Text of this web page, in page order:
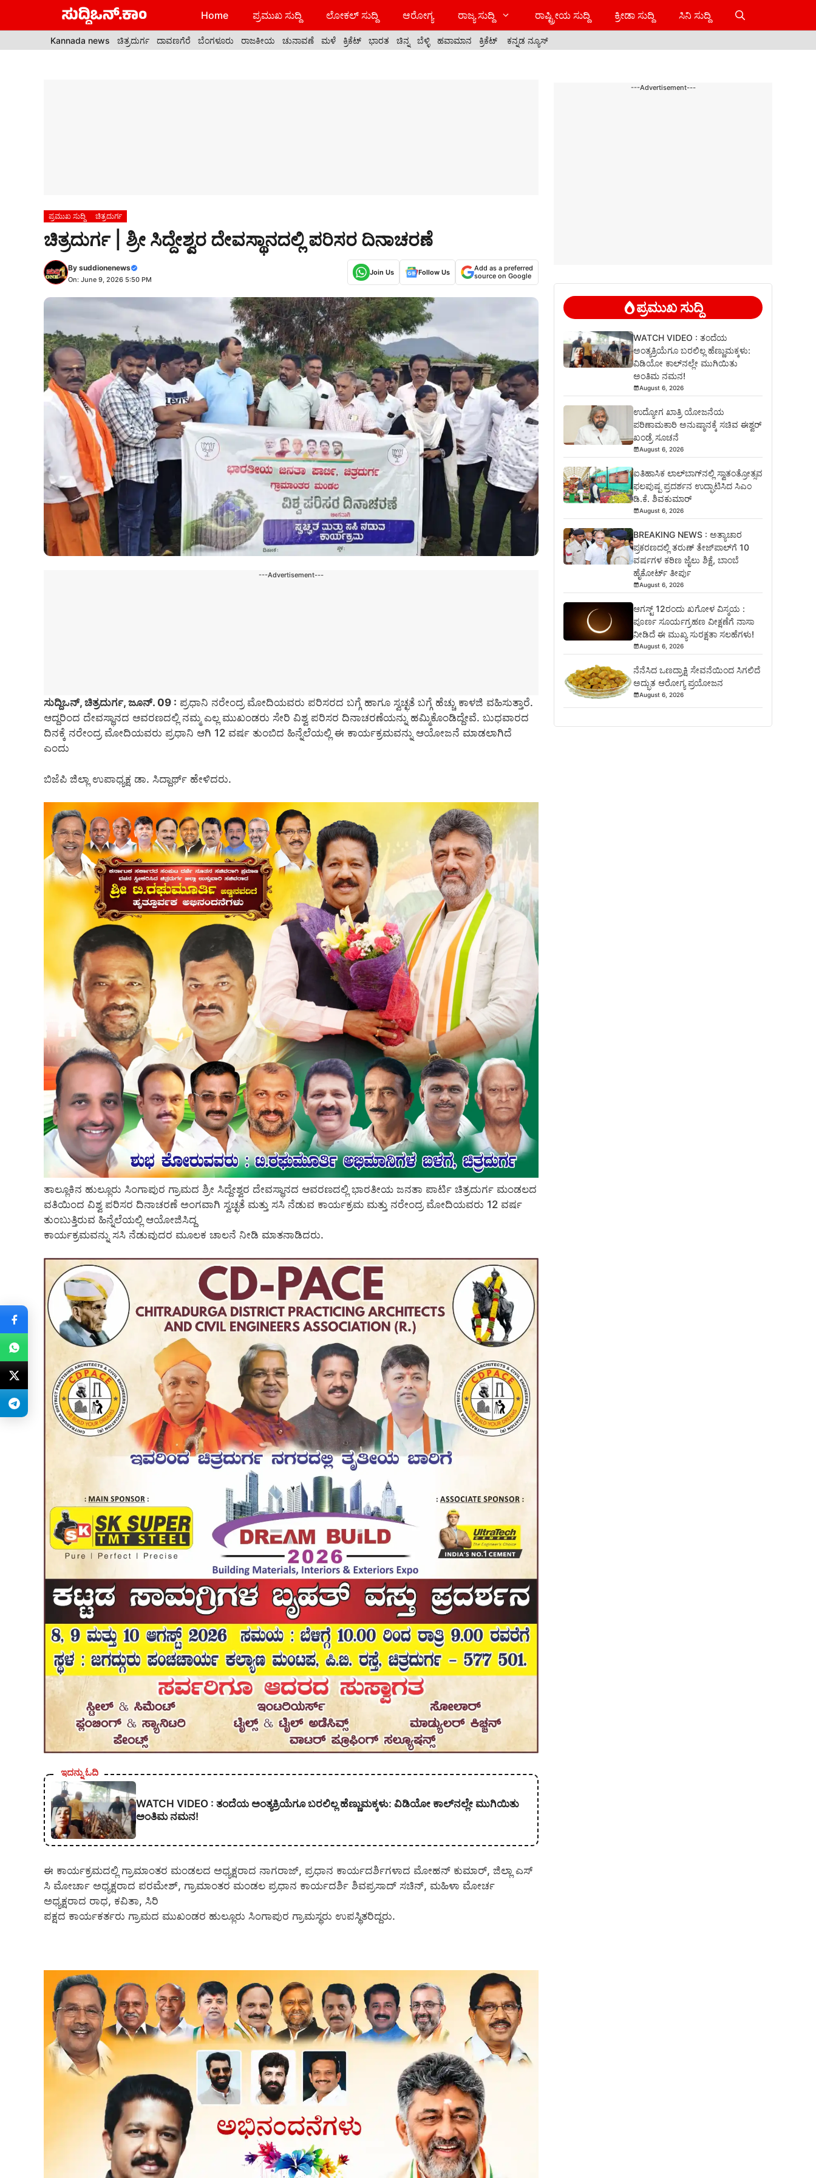
Home ಪ್ರಮುಖ ಸುದ್ದಿ ಲೋಕಲ್ ಸುದ್ದಿ ಆರೋಗ್ಯ ರಾಜ್ಯ ಸುದ್ದಿ ರಾಷ್ಟ್ರೀಯ ಸುದ್ದಿ ಕ್ರೀಡಾ ಸುದ್ದಿ ಸಿನಿ ಸುದ್ದಿ
Kannada news ಚಿತ್ರದುರ್ಗ ದಾವಣಗೆರೆ ಬೆಂಗಳೂರು ರಾಜಕೀಯ ಚುನಾವಣೆ ಮಳೆ ಕ್ರಿಕೆಟ್ ಭಾರತ ಚಿನ್ನ ಬೆಳ್ಳಿ ಹವಾಮಾನ ಕ್ರಿಕೆಟ್ ಕನ್ನಡ ನ್ಯೂಸ್
ಪ್ರಮುಖ ಸುದ್ದಿ ಚಿತ್ರದುರ್ಗ
ಚಿತ್ರದುರ್ಗ | ಶ್ರೀ ಸಿದ್ದೇಶ್ವರ ದೇವಸ್ಥಾನದಲ್ಲಿ ಪರಿಸರ ದಿನಾಚರಣೆ
By suddionenews
On: June 9, 2026 5:50 PM
Join Us Follow Us
Add as a preferred
source on Google
---Advertisement---
ಸುದ್ದಿಒನ್, ಚಿತ್ರದುರ್ಗ, ಜೂನ್‌. 09 : ಪ್ರಧಾನಿ ನರೇಂದ್ರ ಮೋದಿಯವರು ಪರಿಸರದ ಬಗ್ಗೆ ಹಾಗೂ ಸ್ವಚ್ಛತೆ ಬಗ್ಗೆ ಹೆಚ್ಚು ಕಾಳಜಿ ವಹಿಸುತ್ತಾರೆ.
ಆದ್ದರಿಂದ ದೇವಸ್ಥಾನದ ಆವರಣದಲ್ಲಿ ನಮ್ಮ ಎಲ್ಲ ಮುಖಂಡರು ಸೇರಿ ವಿಶ್ವ ಪರಿಸರ ದಿನಾಚರಣೆಯನ್ನು ಹಮ್ಮಿಕೊಂಡಿದ್ದೇವೆ. ಬುಧವಾರದ
ದಿನಕ್ಕೆ ನರೇಂದ್ರ ಮೋದಿಯವರು ಪ್ರಧಾನಿ ಆಗಿ 12 ವರ್ಷ ತುಂಬಿದ ಹಿನ್ನೆಲೆಯಲ್ಲಿ ಈ ಕಾರ್ಯಕ್ರಮವನ್ನು ಆಯೋಜನೆ ಮಾಡಲಾಗಿದೆ
ಎಂದು
ಬಿಜೆಪಿ ಜಿಲ್ಲಾ ಉಪಾಧ್ಯಕ್ಷ ಡಾ. ಸಿದ್ದಾರ್ಥ್ ಹೇಳಿದರು.
ತಾಲ್ಲೂಕಿನ ಹುಲ್ಲೂರು ಸಿಂಗಾಪುರ ಗ್ರಾಮದ ಶ್ರೀ ಸಿದ್ದೇಶ್ವರ ದೇವಸ್ಥಾನದ ಆವರಣದಲ್ಲಿ ಭಾರತೀಯ ಜನತಾ ಪಾರ್ಟಿ ಚಿತ್ರದುರ್ಗ ಮಂಡಲದ
ವತಿಯಿಂದ ವಿಶ್ವ ಪರಿಸರ ದಿನಾಚರಣೆ ಅಂಗವಾಗಿ ಸ್ವಚ್ಛತೆ ಮತ್ತು ಸಸಿ ನೆಡುವ ಕಾರ್ಯಕ್ರಮ ಮತ್ತು ನರೇಂದ್ರ ಮೋದಿಯವರು 12 ವರ್ಷ
ತುಂಬುತ್ತಿರುವ ಹಿನ್ನೆಲೆಯಲ್ಲಿ ಆಯೋಜಿಸಿದ್ದ
ಕಾರ್ಯಕ್ರಮವನ್ನು ಸಸಿ ನೆಡುವುದರ ಮೂಲಕ ಚಾಲನೆ ನೀಡಿ ಮಾತನಾಡಿದರು.
ಇದನ್ನು ಓದಿ
WATCH VIDEO : ತಂದೆಯ ಅಂತ್ಯಕ್ರಿಯೆಗೂ ಬರಲಿಲ್ಲ ಹೆಣ್ಣುಮಕ್ಕಳು: ವಿಡಿಯೋ ಕಾಲ್‌ನಲ್ಲೇ ಮುಗಿಯಿತು
ಅಂತಿಮ ನಮನ!
ಈ ಕಾರ್ಯಕ್ರಮದಲ್ಲಿ ಗ್ರಾಮಾಂತರ ಮಂಡಲದ ಅಧ್ಯಕ್ಷರಾದ ನಾಗರಾಜ್, ಪ್ರಧಾನ ಕಾರ್ಯದರ್ಶಿಗಳಾದ ಮೋಹನ್ ಕುಮಾರ್, ಜಿಲ್ಲಾ ಎಸ್
ಸಿ ಮೋರ್ಚಾ ಅಧ್ಯಕ್ಷರಾದ ಪರಮೇಶ್, ಗ್ರಾಮಾಂತರ ಮಂಡಲ ಪ್ರಧಾನ ಕಾರ್ಯದರ್ಶಿ ಶಿವಪ್ರಸಾದ್ ಸಚಿನ್, ಮಹಿಳಾ ಮೋರ್ಚ
ಅಧ್ಯಕ್ಷರಾದ ರಾಧ, ಕವಿತಾ, ಸಿರಿ
ಪಕ್ಷದ ಕಾರ್ಯಕರ್ತರು ಗ್ರಾಮದ ಮುಖಂಡರ ಹುಲ್ಲೂರು ಸಿಂಗಾಪುರ ಗ್ರಾಮಸ್ಥರು ಉಪಸ್ಥಿತರಿದ್ದರು.
---Advertisement---
ಪ್ರಮುಖ ಸುದ್ದಿ
WATCH VIDEO : ತಂದೆಯ
ಅಂತ್ಯಕ್ರಿಯೆಗೂ ಬರಲಿಲ್ಲ ಹೆಣ್ಣುಮಕ್ಕಳು:
ವಿಡಿಯೋ ಕಾಲ್‌ನಲ್ಲೇ ಮುಗಿಯಿತು
ಅಂತಿಮ ನಮನ!
August 6, 2026
ಉದ್ಯೋಗ ಖಾತ್ರಿ ಯೋಜನೆಯ
ಪರಿಣಾಮಕಾರಿ ಅನುಷ್ಠಾನಕ್ಕೆ ಸಚಿವ ಈಶ್ವರ್
ಖಂಡ್ರೆ ಸೂಚನೆ
August 6, 2026
ಐತಿಹಾಸಿಕ ಲಾಲ್‌ಬಾಗ್‌ನಲ್ಲಿ ಸ್ವಾತಂತ್ರೋತ್ಸವ
ಫಲಪುಷ್ಪ ಪ್ರದರ್ಶನ ಉದ್ಘಾಟಿಸಿದ ಸಿಎಂ
ಡಿ.ಕೆ. ಶಿವಕುಮಾರ್
August 6, 2026
BREAKING NEWS : ಅತ್ಯಾಚಾರ
ಪ್ರಕರಣದಲ್ಲಿ ತರುಣ್ ತೇಜ್‌ಪಾಲ್‌ಗೆ 10
ವರ್ಷಗಳ ಕಠಿಣ ಜೈಲು ಶಿಕ್ಷೆ, ಬಾಂಬೆ
ಹೈಕೋರ್ಟ್ ತೀರ್ಪು
August 6, 2026
ಆಗಸ್ಟ್ 12ರಂದು ಖಗೋಳ ವಿಸ್ಮಯ :
ಪೂರ್ಣ ಸೂರ್ಯಗ್ರಹಣ ವೀಕ್ಷಣೆಗೆ ನಾಸಾ
ನೀಡಿದೆ ಈ ಮುಖ್ಯ ಸುರಕ್ಷತಾ ಸಲಹೆಗಳು!
August 6, 2026
ನೆನೆಸಿದ ಒಣದ್ರಾಕ್ಷಿ ಸೇವನೆಯಿಂದ ಸಿಗಲಿದೆ
ಅದ್ಭುತ ಆರೋಗ್ಯ ಪ್ರಯೋಜನ
August 6, 2026